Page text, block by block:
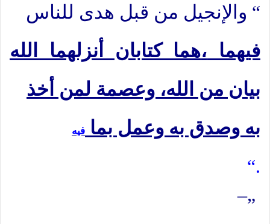
والإنجيل من قبل هدى للناس “
هما كتابان أنزلهما الله،
فيهما
بيان من الله، وعصمة لمن أخذ
به وصدق به وعمل بما فيه
“.
¯”